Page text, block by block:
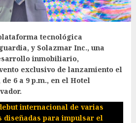
tecnológica
y Solazmar Inc., una
inmobiliario,
exclusivo de lanzamiento el
6 a 9 p.m., en el Hotel
internacional de varias
diseñadas para impulsar el